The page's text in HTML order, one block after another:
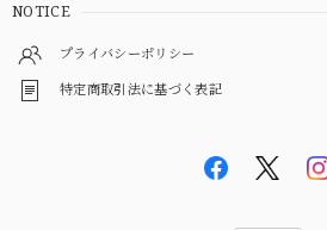
NOTICE
プライバシーポリシー
特定商取引法に基づく表記